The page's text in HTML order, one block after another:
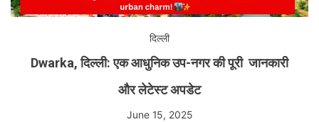
दिल्ली
Dwarka, दिल्ली: एक आधुनिक उप-नगर की पूरी जानकारी
और लेटेस्ट अपडेट
June 15, 2025